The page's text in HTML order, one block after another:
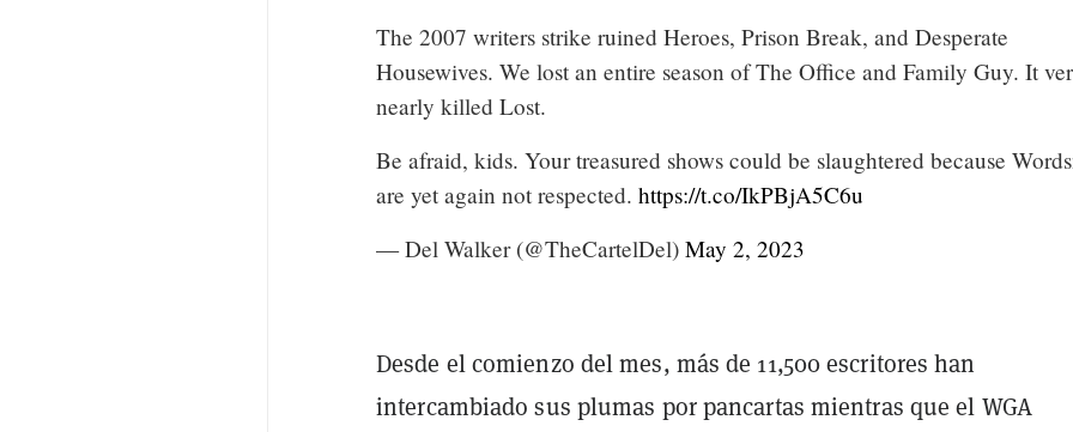
The 2007 writers strike ruined Heroes, Prison Break, and Desperate
Housewives. We lost an entire season of The Office and Family Guy. It
nearly killed Lost.
Be afraid, kids. Your treasured shows could be slaughtered because
are yet again not respected. https://t.co/IkPBjA5C6u
— Del Walker (@TheCartelDel) May 2, 2023
Desde el comienzo del mes, más de 11,500 escritores han
intercambiado sus plumas por pancartas mientras que el WGA